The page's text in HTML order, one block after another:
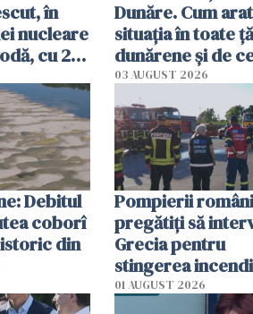
în
nucleare
cu 2
trecută
Dunăre. Cum
situația în toate
dunărene și de
România resimte
efectele, deși a
în iulie
03 AUGUST 2026
Debitul
coborî
din
Pompierii
pregătiţi să
Grecia pentru
stingerea
01 AUGUST 2026